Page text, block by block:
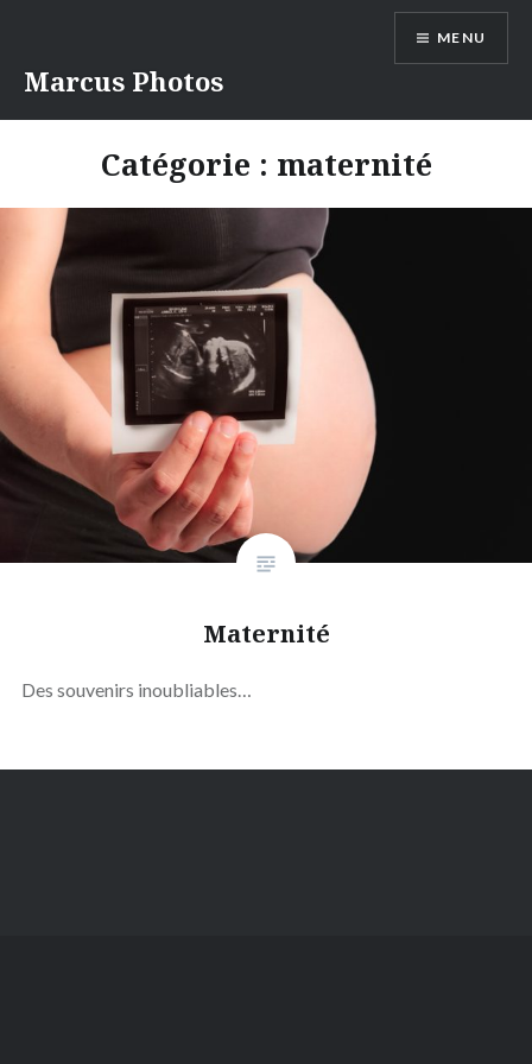
contenu
Marcus Photos
MENU
Catégorie : maternité
Maternité
Des souvenirs inoubliables…